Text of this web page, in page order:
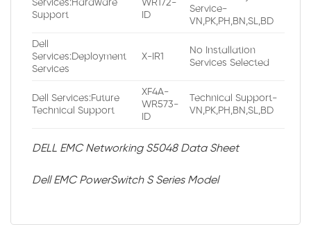
Services:Hardware
Support
WR172-
ID
Service-
VN,PK,PH,BN,SL,BD
Dell
Services:Deployment
Services
X-IR1
No Installation
Services Selected
Dell Services:Future
Technical Support
XF4A-
WR573-
ID
Technical Support-
VN,PK,PH,BN,SL,BD
DELL EMC Networking S5048 Data Sheet
Dell EMC PowerSwitch S Series Model